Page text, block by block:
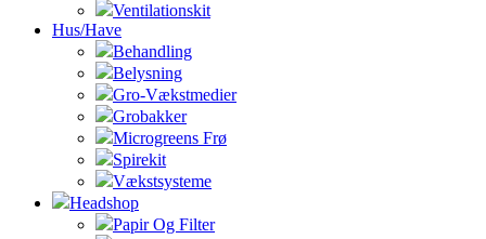
Ventilationskit
Hus/Have
Behandling
Belysning
Gro-Vækstmedier
Grobakker
Microgreens Frø
Spirekit
Vækstsysteme
Headshop
Papir Og Filter